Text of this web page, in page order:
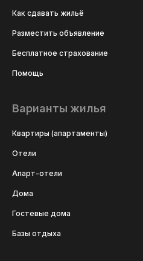
Как сдавать жильё
Разместить объявление
Бесплатное страхование
Помощь
Варианты жилья
Квартиры (апартаменты)
Отели
Апарт-отели
Дома
Гостевые дома
Базы отдыха